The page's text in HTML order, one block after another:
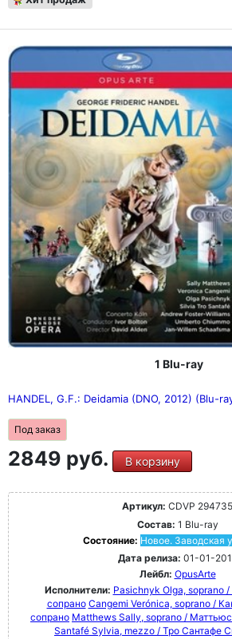
1 Blu-ray
HANDEL, G.F.: Deidamia (DNO, 2012) (Blu-
Под заказ
2849 руб. В корзину
Артикул: CDVP 294735
Состав: 1 Blu-ray
Состояние: Новое. Заводская
Дата релиза: 01-01-
Лейбл: OpusArte
Исполнители: Pasichnyk Olga, soprano
сопрано Cangemi Verónica, soprano /
сопрано Matthews Sally, soprano /
Santafé Sylvia, mezzo / Тро Сантафе